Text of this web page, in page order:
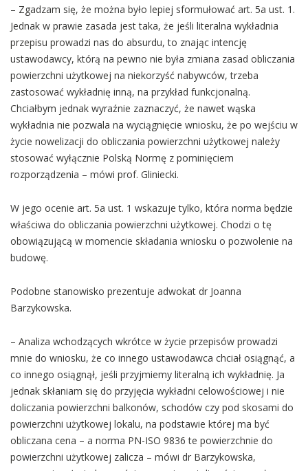
– Zgadzam się, że można było lepiej sformułować art. 5a ust. 1.
Jednak w prawie zasada jest taka, że jeśli literalna wykładnia
przepisu prowadzi nas do absurdu, to znając intencję
ustawodawcy, którą na pewno nie była zmiana zasad obliczania
powierzchni użytkowej na niekorzyść nabywców, trzeba
zastosować wykładnię inną, na przykład funkcjonalną.
Chciałbym jednak wyraźnie zaznaczyć, że nawet wąska
wykładnia nie pozwala na wyciągnięcie wniosku, że po wejściu w
życie nowelizacji do obliczania powierzchni użytkowej należy
stosować wyłącznie Polską Normę z pominięciem
rozporządzenia – mówi prof. Gliniecki.
W jego ocenie art. 5a ust. 1 wskazuje tylko, która norma będzie
właściwa do obliczania powierzchni użytkowej. Chodzi o tę
obowiązującą w momencie składania wniosku o pozwolenie na
budowę.
Podobne stanowisko prezentuje adwokat dr Joanna
Barzykowska.
– Analiza wchodzących wkrótce w życie przepisów prowadzi
mnie do wniosku, że co innego ustawodawca chciał osiągnąć, a
co innego osiągnął, jeśli przyjmiemy literalną ich wykładnię. Ja
jednak skłaniam się do przyjęcia wykładni celowościowej i nie
doliczania powierzchni balkonów, schodów czy pod skosami do
powierzchni użytkowej lokalu, na podstawie której ma być
obliczana cena – a norma PN-ISO 9836 te powierzchnie do
powierzchni użytkowej zalicza – mówi dr Barzykowska,